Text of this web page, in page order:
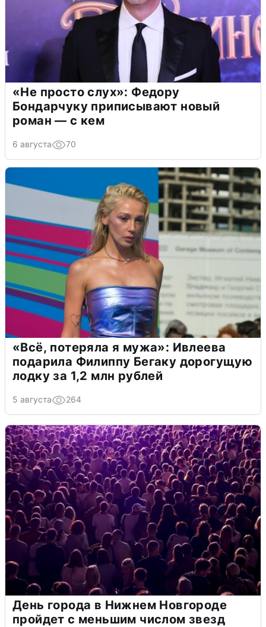
«Не просто слух»: Федору
Бондарчуку приписывают новый
роман — с кем
6 августа 70
«Всё, потеряла я мужа»: Ивлеева
подарила Филиппу Бегаку дорогущую
лодку за 1,2 млн рублей
5 августа 264
День города в Нижнем Новгороде
пройдет с меньшим числом звезд